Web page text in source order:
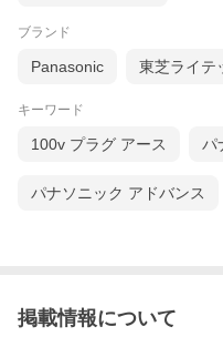
ブランド
Panasonic 東芝ライテ
キーワード
100v プラグ アース パ
パナソニック アドバンス
掲載情報について